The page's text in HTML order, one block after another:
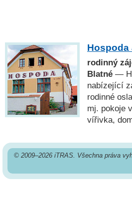
Hospoda
rodinný
Blatné —
nabízející
rodinné
mj. pokoje
vířivka,
© 2009–2026 iTRAS. Všechna práva